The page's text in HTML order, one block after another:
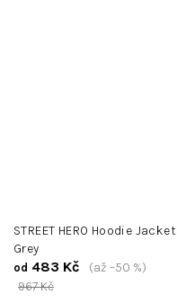
STREET HERO Hoodie Jacket
Grey
od 483 Kč
967 Kč
(až –50 %)